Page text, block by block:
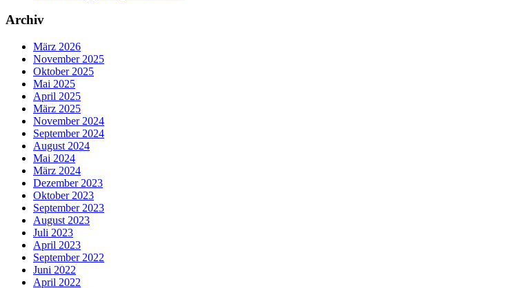
Archiv
März 2026
November 2025
Oktober 2025
Mai 2025
April 2025
März 2025
November 2024
September 2024
August 2024
Mai 2024
März 2024
Dezember 2023
Oktober 2023
September 2023
August 2023
Juli 2023
April 2023
September 2022
Juni 2022
April 2022